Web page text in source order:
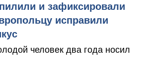
и зафиксировали
исправили
человек два года носил